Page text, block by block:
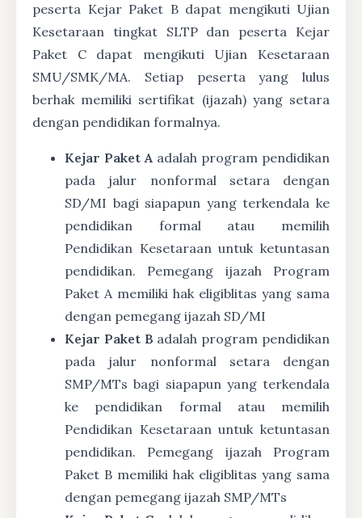
peserta Kejar Paket B dapat mengikuti Ujian
Kesetaraan tingkat SLTP dan peserta Kejar
Paket C dapat mengikuti Ujian Kesetaraan
SMU/SMK/MA. Setiap peserta yang lulus
berhak memiliki sertifikat (ijazah) yang setara
dengan pendidikan formalnya.
Kejar Paket A adalah program pendidikan
pada jalur nonformal setara dengan
SD/MI bagi siapapun yang terkendala ke
pendidikan formal atau memilih
Pendidikan Kesetaraan untuk ketuntasan
pendidikan. Pemegang ijazah Program
Paket A memiliki hak eligiblitas yang sama
dengan pemegang ijazah SD/MI
Kejar Paket B adalah program pendidikan
pada jalur nonformal setara dengan
SMP/MTs bagi siapapun yang terkendala
ke pendidikan formal atau memilih
Pendidikan Kesetaraan untuk ketuntasan
pendidikan. Pemegang ijazah Program
Paket B memiliki hak eligiblitas yang sama
dengan pemegang ijazah SMP/MTs